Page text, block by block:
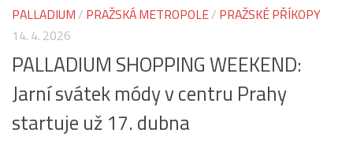
PALLADIUM / PRAŽSKÁ METROPOLE/ PRAŽSKÉ PŘÍKOPY
14. 4. 2026
PALLADIUM SHOPPING WEEKEND:
Jarní svátek módy v centru Prahy
startuje už 17. dubna